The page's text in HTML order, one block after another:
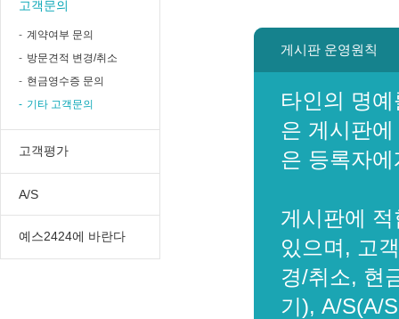
고객문의
계약여부 문의
방문견적 변경/취소
현금영수증 문의
기타 고객문의
고객평가
A/S
예스2424에 바란다
게시판 운영원칙
타인의 명
은 게시판
은 등록자
게시판에
있으며, 고
경/취소, 현
기), A/S(A/